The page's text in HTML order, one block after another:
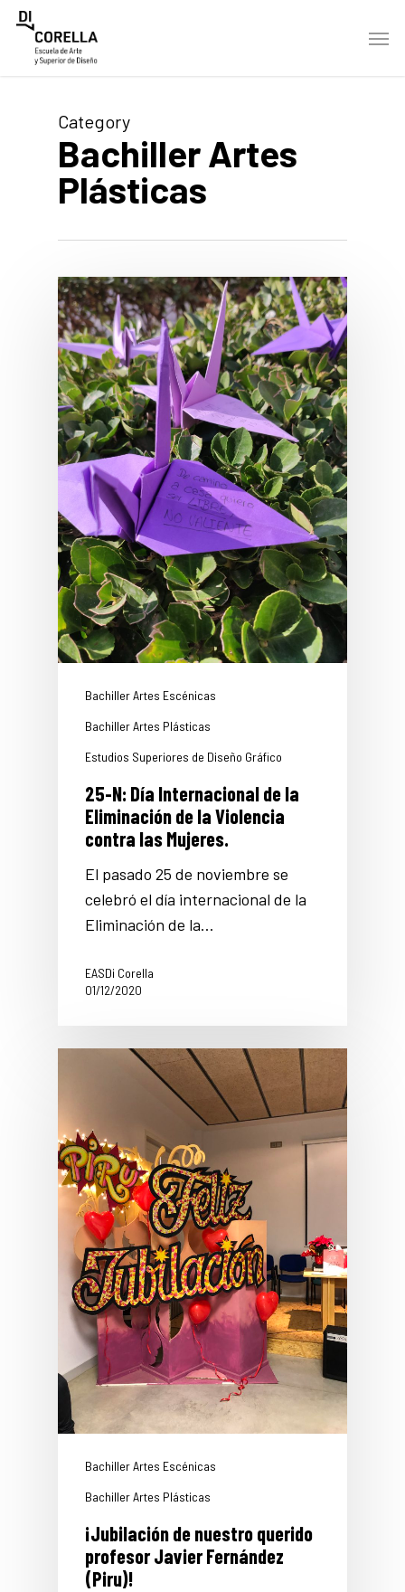
Skip
Menu
Category
Bachiller Artes
Plásticas
Bachiller Artes Escénicas
Bachiller Artes Plásticas
Estudios Superiores de Diseño Gráfico
25-N: Día Internacional de la
Eliminación de la Violencia
contra las Mujeres.
El pasado 25 de noviembre se
celebró el día internacional de la
Eliminación de la…
EASDi Corella
01/12/2020
Bachiller Artes Escénicas
Bachiller Artes Plásticas
¡Jubilación de nuestro querido
profesor Javier Fernández
(Piru)!